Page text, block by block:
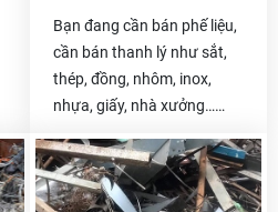
Bạn đang cần bán phế liệu,
cần bán thanh lý như sắt,
thép, đồng, nhôm, inox,
nhựa, giấy, nhà xưởng…